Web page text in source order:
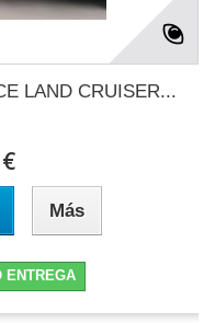
LAND CRUISER...
Más
ENTREGA